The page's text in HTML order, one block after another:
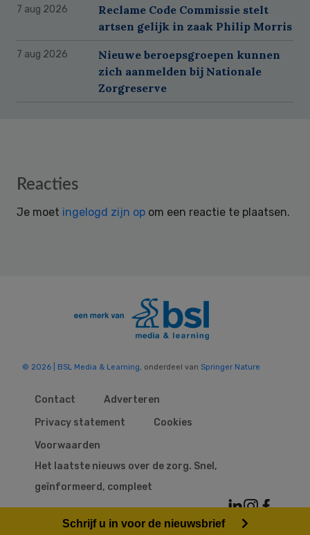
7 aug 2026
Reclame Code Commissie stelt
artsen gelijk in zaak Philip Morris
7 aug 2026
Nieuwe beroepsgroepen kunnen
zich aanmelden bij Nationale
Zorgreserve
Reader
Reacties
Je moet ingelogd zijn op om een reactie te plaatsen.
© 2026 | BSL Media & Learning , onderdeel van Springer Nature
Contact
Adverteren
Privacy statement
Cookies
Voorwaarden
Het laatste nieuws over de zorg. Snel,
geïnformeerd, compleet
Schrijf u in voor de nieuwsbrief